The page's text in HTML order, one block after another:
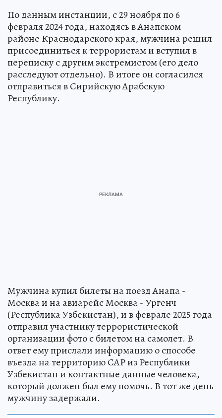
По данным инстанции, с 29 ноября по 6
февраля 2024 года, находясь в Анапском
районе Краснодарского края, мужчина решил
присоединиться к террористам и вступил в
переписку c другим экстремистом (его дело
расследуют отдельно). В итоге он согласился
отправиться в Сирийскую Арабскую
Республику.
Мужчина купил билеты на поезд Анапа -
Москва и на авиарейс Москва - Ургенч
(Республика Узбекистан), и в феврале 2025 года
отправил участнику террористической
организации фото с билетом на самолет. В
ответ ему прислали информацию о способе
въезда на территорию САР из Республики
Узбекистан и контактные данные человека,
который должен был ему помочь. В тот же день
мужчину задержали.